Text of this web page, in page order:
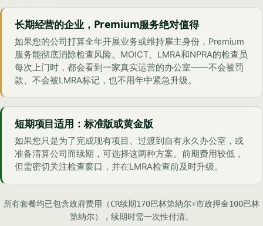
长期经营的企业，Premium服务绝对值得
如果您的公司打算全年开展业务或维持雇主身份，Premium
服务能彻底消除检查风险。MOICT、LMRA和NPRA的检查员
每次上门时，都会看到一家真实运营的办公室——不会被罚
款、不会被LMRA标记，也不用年中紧急升级。
短期项目适用：标准版或黄金版
如果您只是为了完成现有项目、过渡到自有永久办公室，或
准备清算公司而续期，可选择这两种方案。前期费用较低，
但需密切关注检查窗口，并在LMRA检查前及时升级。
所有套餐均已包含政府费用（CR续期170巴林第纳尔+市政押金100巴林
第纳尔），续期时需一次性付清。